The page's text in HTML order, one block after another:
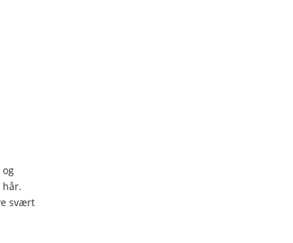
hår.
svært